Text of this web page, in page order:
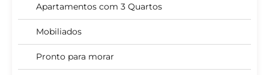
Apartamentos com 3 Quartos
Mobiliados
Pronto para morar